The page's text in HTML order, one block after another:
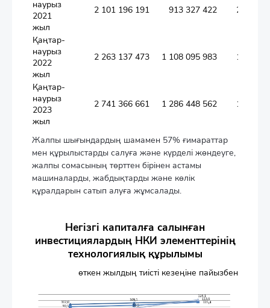
наурыз
2021
жыл
2 101 196 191 913 327 422 206 405
Қаңтар-
наурыз
2022
жыл
2 263 137 473 1 108 095 983 123 847
Қаңтар-
наурыз
2023
жыл
2 741 366 661 1 286 448 562 166 944
Жалпы шығындардың шамамен 57% ғимараттар
мен құрылыстарды салуға және күрделі жөндеуге,
жалпы сомасының төрттен бірінен астамы
машиналарды, жабдықтарды және көлік
құралдарын сатып алуға жұмсалады.
Негізгі капиталға салынған
инвестициялардың НКИ элементтерінің
технологиялық құрылымы
өткен жылдың тиісті кезеңіне пайызбен